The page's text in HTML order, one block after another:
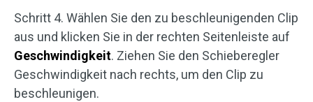
Schritt 4. Wählen Sie den zu beschleunigenden Clip
aus und klicken Sie in der rechten Seitenleiste auf
Geschwindigkeit. Ziehen Sie den Schieberegler
Geschwindigkeit nach rechts, um den Clip zu
beschleunigen.